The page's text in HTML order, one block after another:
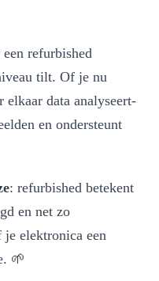
refurbished
tilt. Of je nu
data analyseert-
en ondersteunt
: refurbished betekent
en net zo
je elektronica een
🌱